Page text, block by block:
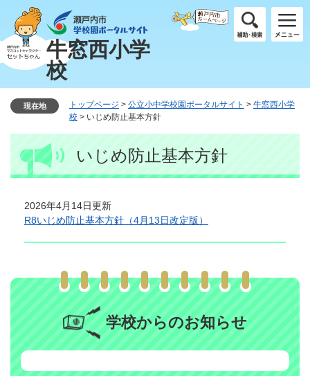
ジ
の
先
ュ
ー
を
牛窓西小学
校
現在地 トップページ > 公立小中学校園ポータルサイト > 牛窓西小学
校 > いじめ防止基本方針
いじめ防止基本方針
2026年4月14日更新
R8いじめ防止基本方針（4月13日改定版）
学校からのお知らせ